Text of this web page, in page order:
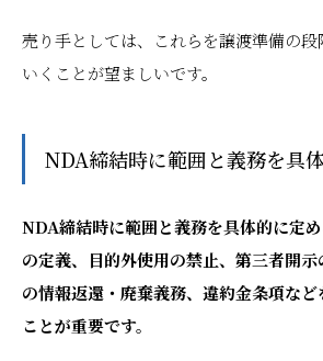
売り手としては、これらを譲渡準備の
いくことが望ましいです。
NDA締結時に範囲と義務を具
NDA締結時に範囲と義務を具体的に定
の定義、目的外使用の禁止、第三者開
の情報返還・廃棄義務、違約金条項など
ことが重要です。